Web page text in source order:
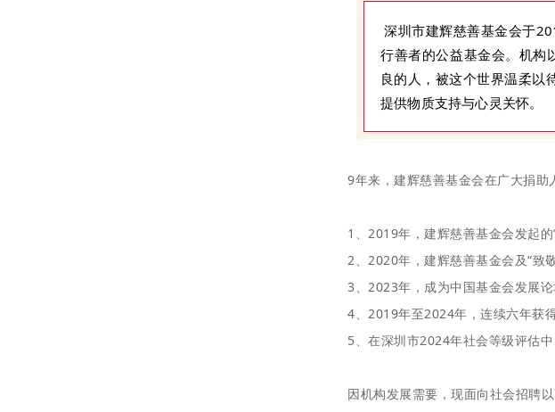
深圳市建辉慈善基金会于
行善者的公益基金会。机构
良的人，被这个世界温柔以
提供物质支持与心灵关怀。
9年来，建辉慈善基金会在广大捐助
1、2019年，建辉慈善基金会发起的
2、2020年，建辉慈善基金会及“致
3、2023年，成为中国基金会发展论
4、2019年至2024年，连续六年获
5、在深圳市2024年社会等级评估
因机构发展需要，现面向社会招聘以